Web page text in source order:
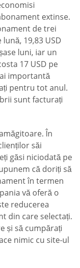
extinse.
de trei
19,83 USD
luni, iar un
17 USD pe
importantă
pentru tot anul.
sunt facturați
În
săi
găsi niciodată pe
că doriți să
în termen
vă oferă o
reducerea
din care selectați.
și să cumpărați
nimic cu site-ul